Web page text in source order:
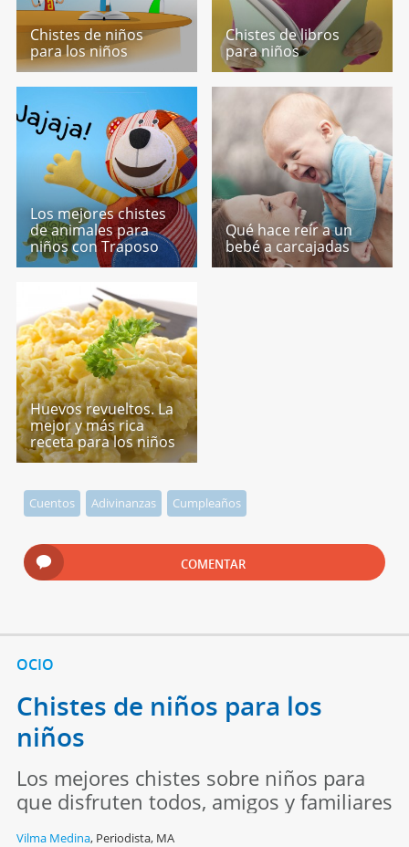
Chistes de niños
para los niños
Chistes de libros
para niños
Los mejores chistes
de animales para
niños con Traposo
Qué hace reír a un
bebé a carcajadas
Huevos revueltos. La
mejor y más rica
receta para los niños
Cuentos Adivinanzas Cumpleaños
COMENTAR
OCIO
Chistes de niños para los
niños
Los mejores chistes sobre niños para
que disfruten todos, amigos y familiares
Vilma Medina, Periodista, MA